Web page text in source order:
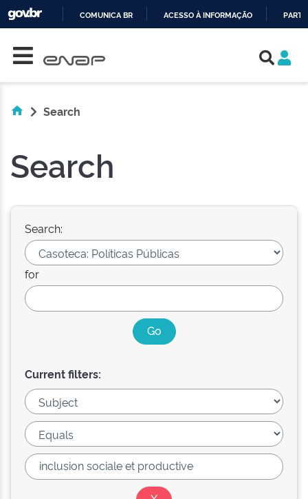
COMUNICA BR ACESSO À INFORMAÇÃO
Search
Search
Search:
for
Current filters: